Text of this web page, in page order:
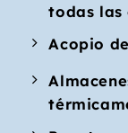
todas las
Acopio